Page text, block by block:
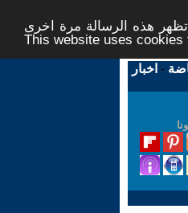
هذه الرسالة مرة اخرى -
This website uses
- اخبار